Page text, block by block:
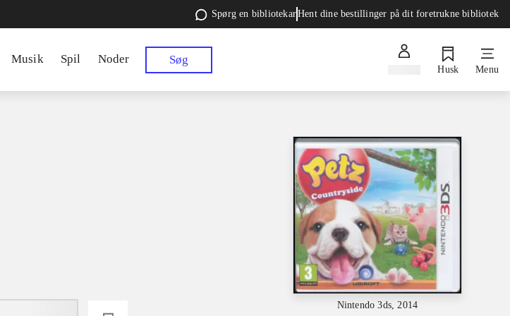
Spørg en bibliotekarHent dine bestillinger på dit foretrukne bibliotek
Musik Spil Noder Søg
Husk Menu
Nintendo 3ds, 2014